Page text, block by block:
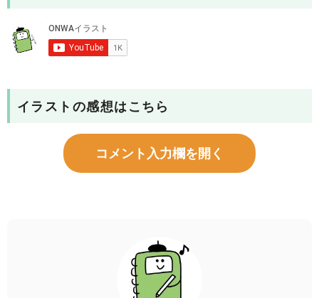
イラストの感想はこちら
コメント入力欄を開く